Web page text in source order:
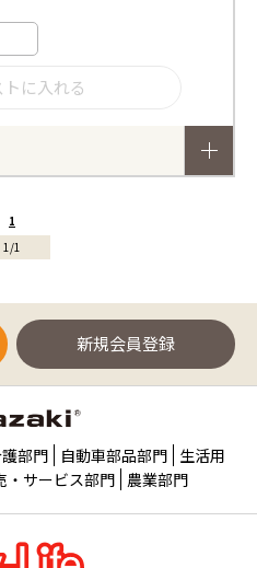
1/1
1
新規会員登録
部門 自動車部品部門 生活用
・サービス部門 農業部門